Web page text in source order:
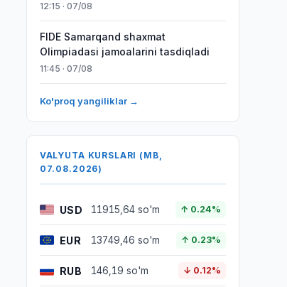
12:15 · 07/08
FIDE Samarqand shaxmat
Olimpiadasi jamoalarini tasdiqladi
11:45 · 07/08
Ko'proq yangiliklar →
VALYUTA KURSLARI (MB,
07.08.2026)
USD 11915,64 so'm ↑ 0.24%
EUR 13749,46 so'm ↑ 0.23%
RUB 146,19 so'm ↓ 0.12%